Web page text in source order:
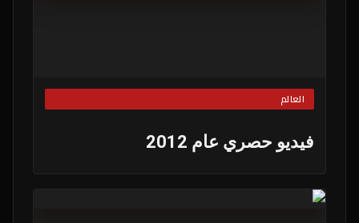
العالم
فيديو حصري عام 2012